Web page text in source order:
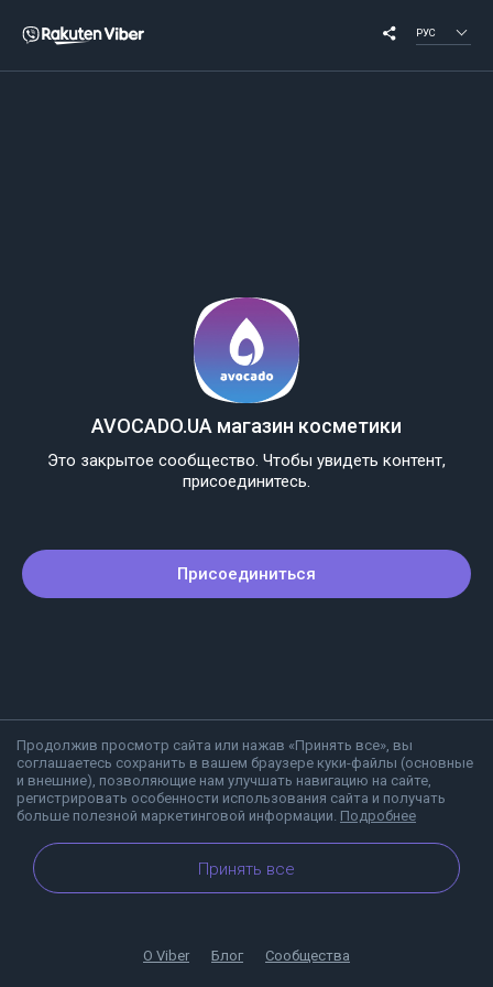
РУС
Продолжив просмотр сайта или нажав «Принять все», вы
соглашаетесь сохранить в вашем браузере куки-файлы (основные
и внешние), позволяющие нам улучшать навигацию на сайте,
регистрировать особенности использования сайта и получать
больше полезной маркетинговой информации. Подробнее
Принять все
AVOCADO.UA магазин косметики
Это закрытое сообщество. Чтобы увидеть контент,
присоединитесь.
Присоединиться
О Viber Блог Сообщества